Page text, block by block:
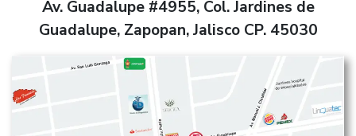
Av. Guadalupe #4955, Col. Jardines de
Guadalupe, Zapopan, Jalisco CP. 45030